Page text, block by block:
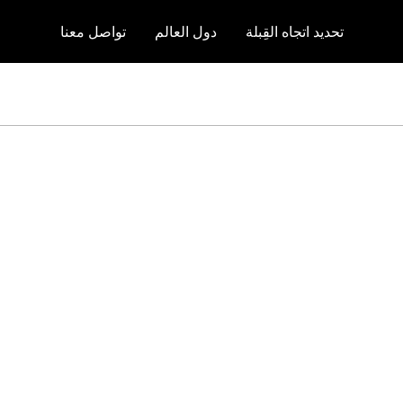
تحديد اتجاه القِبلة دول العالم تواصل معنا